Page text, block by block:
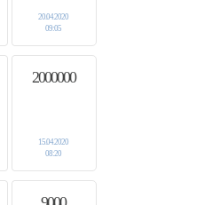
20.04.2020
09:05
2000000
15.04.2020
08:20